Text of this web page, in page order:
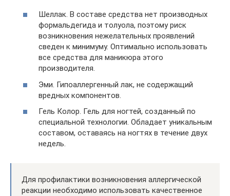
Шеллак. В составе средства нет производных
формальдегида и толуола, поэтому риск
возникновения нежелательных проявлений
сведен к минимуму. Оптимально использовать
все средства для маникюра этого
производителя.
Эми. Гипоаллергенный лак, не содержащий
вредных компонентов.
Гель Колор. Гель для ногтей, созданный по
специальной технологии. Обладает уникальным
составом, оставаясь на ногтях в течение двух
недель.
Для профилактики возникновения аллергической
реакции необходимо использовать качественное